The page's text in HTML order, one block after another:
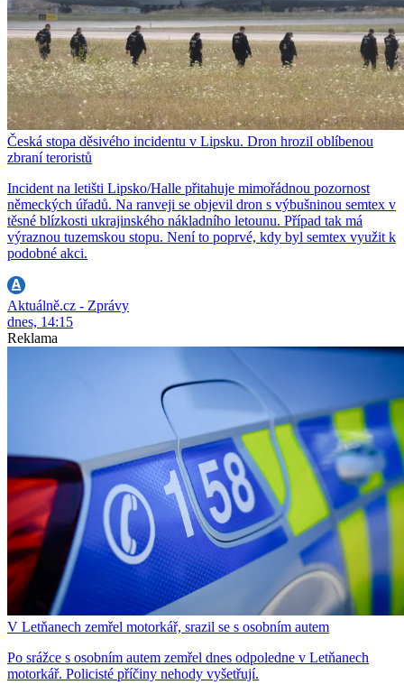
Česká stopa děsivého incidentu v Lipsku. Dron hrozil oblíbenou
zbraní teroristů
Incident na letišti Lipsko/Halle přitahuje mimořádnou pozornost
německých úřadů. Na ranveji se objevil dron s výbušninou semtex v
těsné blízkosti ukrajinského nákladního letounu. Případ tak má
výraznou tuzemskou stopu. Není to poprvé, kdy byl semtex využit k
podobné akci.
Aktuálně.cz - Zprávy
dnes, 14:15
Reklama
V Letňanech zemřel motorkář, srazil se s osobním autem
Po srážce s osobním autem zemřel dnes odpoledne v Letňanech
motorkář. Policisté příčiny nehody vyšetřují.